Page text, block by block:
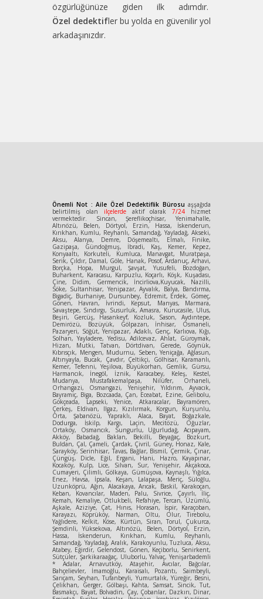
özgürlüğünüze giden ilk adımdır.
Özel dedektifler bu yolda en güvenilir yol
arkadaşınızdır.
Önemli Not : Aile Özel Dedektiflik Bürosu aşşağıda
belirtilmiş olan ilçelerdeaktif olarak7/24 hizmet
vermektedir. Sincan, Şereflikoçhisar, Yenimahalle,
Altınözü, Belen, Dörtyol, Erzin, Hassa, İskenderun,
Kırıkhan, Kumlu, Reyhanlı, Samandağ, Yayladağ, Akseki,
Aksu, Alanya, Demre, Döşemealtı, Elmalı, Finike,
Gazipaşa, Gündoğmuş, İbradi, Kaş, Kemer, Kepez,
Konyaaltı, Korkuteli, Kumluca, Manavgat, Muratpaşa,
Serik, Çıldır, Damal, Göle, Hanak, Posof, Ardanuç, Arhavi,
Borçka, Hopa, Murgul, Şavşat, Yusufeli, Bozdoğan,
Buharkent, Karacasu, Karpuzlu, Koçarlı, Köşk, Kuşadası,
Çine, Didim, Germencik, İncirliova,Kuyucak, Nazilli,
Söke, Sultanhisar, Yenipazar, Ayvalık, Balya, Bandırma,
Bigadiç, Burhaniye, Dursunbey, Edremit, Erdek, Gömeç,
Gönen, Havran, İvrindi, Kepsut, Manyas, Marmara,
Savaştepe, Sındırgı, Susurluk, Amasra, Kurucasile, Ulus,
Beşiri, Gercüş, Hasankeyf, Kozluk, Sason, Aydıntepe,
Demirözü, Bozüyük, Gölpazarı, İnhisar, Osmaneli,
Pazaryeri, Söğüt, Yenipazar, Adaklı, Genç, Karlıova, Kığı,
Solhan, Yayladere, Yedisu, Adilcevaz, Ahlat, Güroymak,
Hizan, Mutki, Tatvan, Dörtdivan, Gerede, Göynük,
Kıbrısçık, Mengen, Mudurnu, Seben, Yeniçağa, Ağlasun,
Altınyayla, Bucak, Çavdır, Çeltikçi, Gölhisar, Karamanlı,
Kemer, Tefenni, Yeşilova, Büyükorhan, Gemlik, Gürsu,
Harmancık, İnegöl, İznik, Karacabey, Keleş, Kestel,
Mudanya, Mustafakemalpaşa, Nilüfer, Orhaneli,
Orhangazi, Osmangazi, Yenişehir, Yıldırım, Ayvacık,
Bayramiç, Biga, Bozcaada, Çan, Eceabat, Ezine, Gelibolu,
Gökçeada, Lapseki, Yenice, Atkaracalar, Bayramören,
Çerkeş, Eldivan, Ilgaz, Kızılırmak, Korgun, Kurşunlu,
Orta, Şabanözü, Yapraklı, Alaca, Bayat, Boğazkale,
Dodurga, İskilp, Kargı, Laçin, Mecitözü, Oğuzlar,
Ortaköy, Osmancık, Sungurlu, Uğurludağ, Acıpayam,
Akköy, Babadağ, Baklan, Bekilli, Beyağaç, Bozkurt,
Buldan, Çal, Çameli, Çardak, Çivril, Güney, Honaz, Kale,
Sarayköy, Serinhisar, Tavas, Bağlar, Bismil, Çermik, Çınar,
Çüngüş, Dicle, Eğil, Ergani, Hani, Hazro, Kayapınar,
Kocaköy, Kulp, Lice, Silvan, Sur, Yenişehir, Akçakoca,
Cumayeri, Çilimli, Gölkaya, Gümüşova, Kaynaşlı, Yığılca,
Enez, Havsa, İpsala, Keşan, Lalapaşa, Meriç, Süloğlu,
Uzunköprü, Ağın, Alacakaya, Arıcak, Baskil, Karakoçan,
Keban, Kovancılar, Maden, Palu, Sivrice, Çayırlı, İliç,
Kemah, Kemaliye, Otlukbeli, Refahiye, Tercan, Üzümlü,
Aşkale, Aziziye, Çat, Hınıs, Horasan, İspir, Karaçoban,
Karayazı, Köprüköy, Narman, Oltu, Olur, Tirebolu,
Yağlıdere, Kelkit, Köse, Kürtün, Siran, Torul, Çukurca,
Şemdinli, Yüksekova, Altınözü, Belen, Dörtyol, Erzin,
Hassa, İskenderun, Kırıkhan, Kumlu, Reyhanlı,
Samandağ, Yayladağ, Aralık, Karakoyunlu, Tuzluca, Aksu,
Atabey, Eğirdir, Gelendost, Gönen, Keçiborlu, Senirkent,
Sütçüler, Şarkikaraağaç, Uluborlu, Yalvaç, Yenişarbademli
* Adalar, Arnavutköy, Ataşehir, Avcılar, Bağcılar,
Bahçelievler, İmamoğlu, Karaisalı, Pozantı, Saimbeyli,
Sarıçam, Seyhan, Tufanbeyli, Yumurtalık, Yüreğir, Besni,
Çelikhan, Gerger, Gölbaşı, Kahta, Samsat, Sincik, Tut,
Basmakçı, Bayat, Bolvadin, Çay, Çobanlar, Dazkırı, Dinar,